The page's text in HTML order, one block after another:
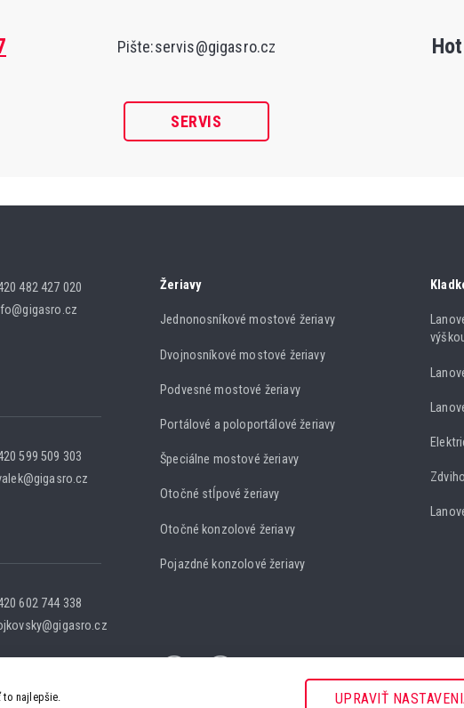
Pište:servis@gigasro.cz
SERVIS
482 427 020
599 509 303
602 744 338
Žeriavy
Jednonosníkové mostové žeriavy
Dvojnosníkové mostové žeriavy
Podvesné mostové žeriavy
Portálové a poloportálové žeriavy
Špeciálne mostové žeriavy
Otočné stĺpové žeriavy
Otočné konzolové žeriavy
Pojazdné konzolové žeriavy
najlepšie.
UPRAVIŤ